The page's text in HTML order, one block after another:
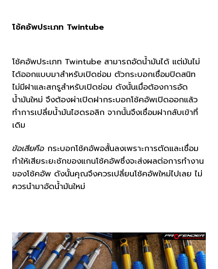
โช้คอัพประเภท Twintube
โช้คอัพประเภท Twintube สามารถอัดน้ำมันได้ แต่มันไม่
ได้ออกแบบมาสำหรับเปิดซ่อม ตัวกระบอกเชื่อมปิดสนิท
ไม่มีฝาและสกรูสำหรับเปิดซ่อม ดังนั้นเมื่อต้องการอัด
น้ำมันใหม่ จึงต้องผ่าเปิดฝากระบอกโช้คอัพเปิดออกแล้ว
ทำการเปลี่ยน้ำมันไฮดรอลิก จากนั้นจึงเชื่อมฝากลับเข้าที่
เดิม
ข้อเสียคือ กระบอกโช้คอัพอสั้นลงเพราะการตัดและเชื่อม
ทำให้เสียระยะชักของแกนโช้คอัพซึ่งจะส่งผลต่อการทำงาน
ของโช้คอัพ ดังนั้นคุณจึงควรเปลี่ยนโช้คอัพใหม่ไปเลย ไม่
ควรนำมาอัดน้ำมันใหม่